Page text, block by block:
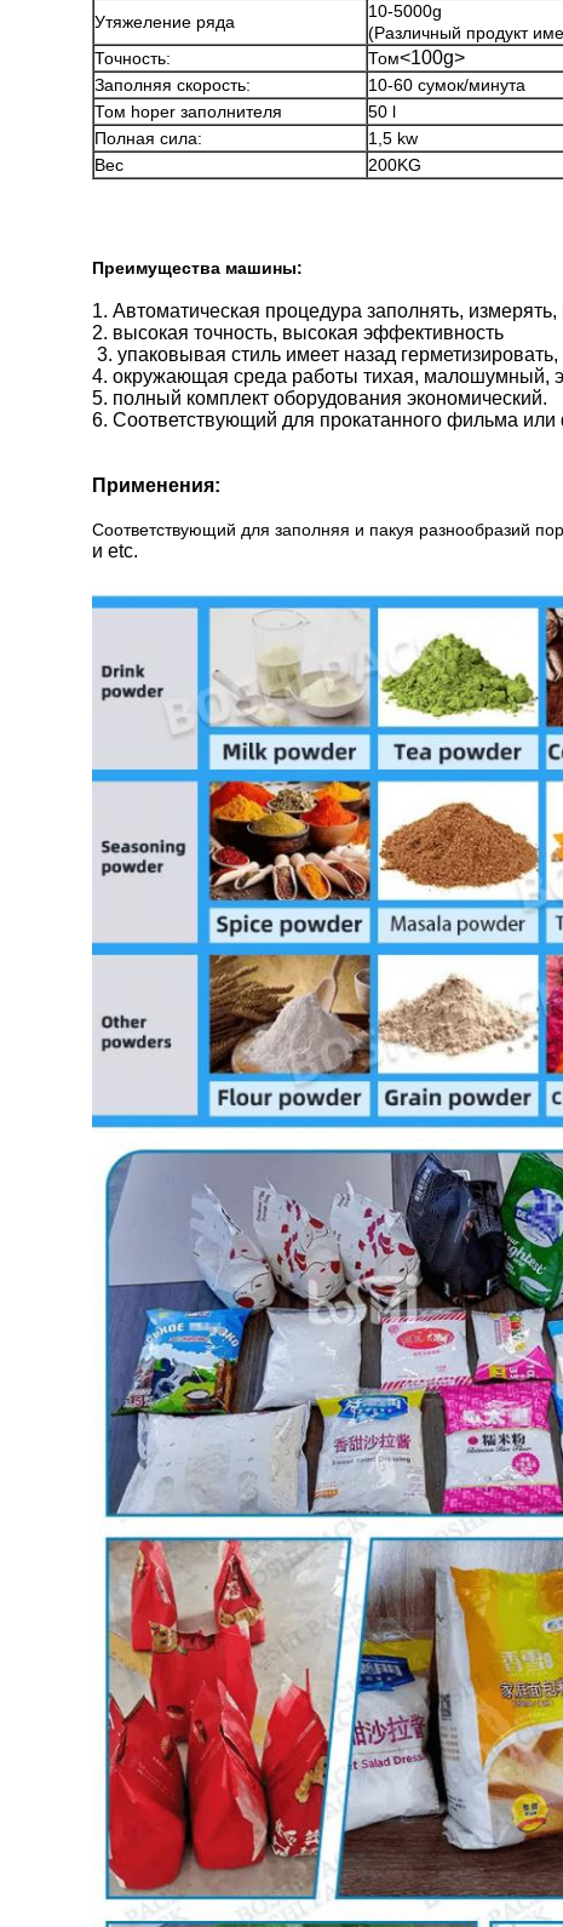
Утяжеление ряда
10-5000g
(Различный продукт
Точность:
Том<100g>
Заполняя скорость:
10-60 сумок/минута
Том hoper заполнителя
50 l
Полная сила:
1,5 kw
Вес
200KG
Преимущества машины:
1. Автоматическая процедура заполнять,
2. высокая точность, высокая эффективность
3. упаковывая стиль имеет назад
4. окружающая среда работы тихая, малошумный,
5. полный комплект оборудования экономический.
6. Соответствующий для прокатанного фильма
Применения:
Соответствующий для заполняя и пакуя разнообразий
и etc.